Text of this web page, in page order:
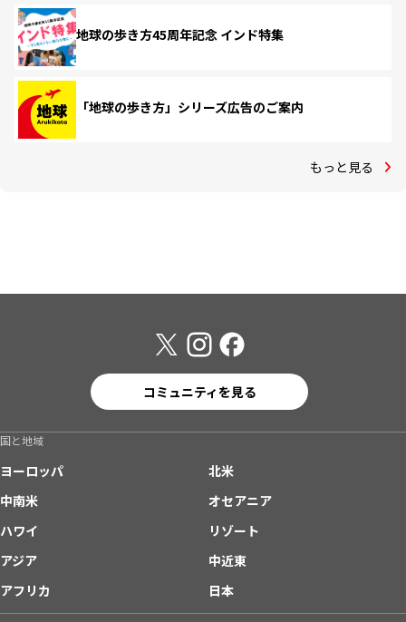
地球の歩き方45周年記念 インド特集
「地球の歩き方」シリーズ広告のご案内
もっと見る
コミュニティを見る
国と地域
ヨーロッパ
北米
中南米
オセアニア
ハワイ
リゾート
アジア
中近東
アフリカ
日本